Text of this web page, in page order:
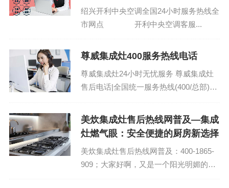
绍兴开利中央空调全国24小时服务热线全
市网点 开利中央空调客服...
尊威集成灶400服务热线电话
尊威集成灶24小时无忧服务 尊威集成灶
售后电话|全国统一服务热线(400/总部)：
1865-90...
美炊集成灶售后热线网普及—集成
灶燃气眼：安全便捷的厨房新选择
美炊集成灶售后热线网普及：400-1865-
909；大家好啊，又是一个阳光明媚的好